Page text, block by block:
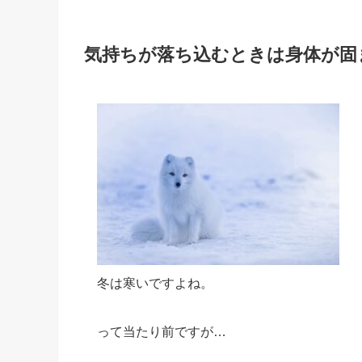
気持ちが落ち込むときは身体が固
冬は寒いですよね。
って当たり前ですが…